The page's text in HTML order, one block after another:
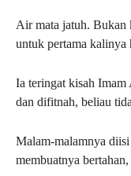
Air mata jatuh. Bukan
untuk pertama kalinya
Ia teringat kisah
dan difitnah, beliau
Malam-malamnya
membuatnya